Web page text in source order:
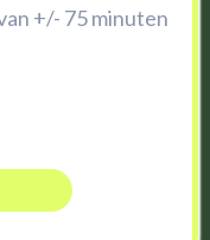
+/- 75 minuten